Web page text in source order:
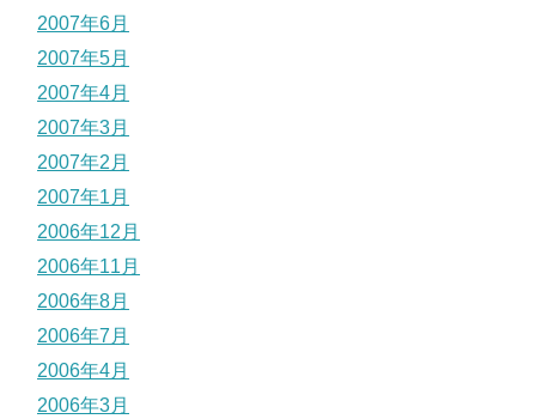
2007年6月
2007年5月
2007年4月
2007年3月
2007年2月
2007年1月
2006年12月
2006年11月
2006年8月
2006年7月
2006年4月
2006年3月